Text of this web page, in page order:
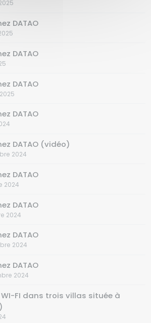
DATAO
DATAO
DATAO
DATAO
DATAO (vidéo)
2024
DATAO
2024
DATAO
2024
DATAO
2024
DATAO
2024
FI dans trois villas située à